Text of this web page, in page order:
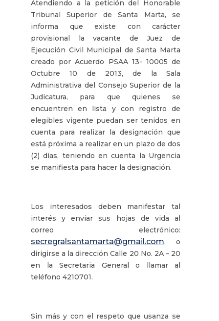
Atendiendo a la petición del Honorable
Tribunal Superior de Santa Marta, se
informa que existe con carácter
provisional la vacante de Juez de
Ejecución Civil Municipal de Santa Marta
creado por Acuerdo PSAA 13- 10005 de
Octubre 10 de 2013, de la Sala
Administrativa del Consejo Superior de la
Judicatura, para que quienes se
encuentren en lista y con registro de
elegibles vigente puedan ser tenidos en
cuenta para realizar la designación que
está próxima a realizar en un plazo de dos
(2) días, teniendo en cuenta la Urgencia
se manifiesta para hacer la designación.
Los interesados deben manifestar tal
interés y enviar sus hojas de vida al
correo electrónico:
secregralsantamarta@gmail.com, o
dirigirse a la dirección Calle 20 No. 2A – 20
en la Secretaria General o llamar al
teléfono 4210701.
Sin más y con el respeto que usanza se